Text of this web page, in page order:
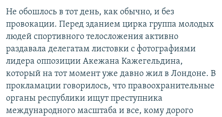
Не обошлось в тот день, как обычно, и без
провокации. Перед зданием цирка группа молодых
людей спортивного телосложения активно
раздавала делегатам листовки с фотографиями
лидера оппозиции Акежана Кажегельдина,
который на тот момент уже давно жил в Лондоне. В
прокламации говорилось, что правоохранительные
органы республики ищут преступника
международного масштаба и все, кому дорого